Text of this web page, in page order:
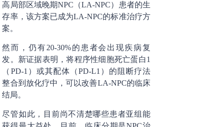
高局部区域晚期NPC（LA-NPC）患者的生
存率，该方案已成为LA-NPC的标准治疗方
案。
然而，仍有20-30%的患者会出现疾病复
发。新证据表明，将程序性细胞死亡蛋白1
（PD-1）或其配体（PD-L1）的阻断疗法
整合到放化疗中，可以改善LA-NPC的临床
结局。
尽管如此，目前尚不清楚哪些患者亚组能